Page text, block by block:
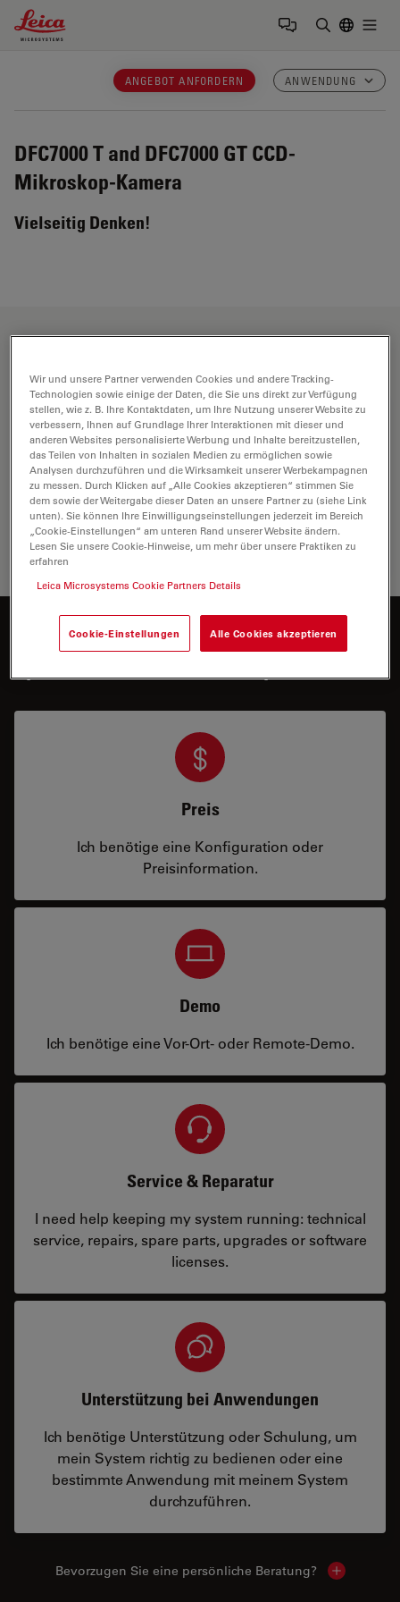
Leica Microsystems Logo
ANGEBOT ANFORDERN ANWENDUNG
DFC7000 T and DFC7000 GT CCD-
Mikroskop-Kamera
Vielseitig Denken!
Biowissenschaften
Die Life Science Division von Leica Microsystems erfüllt
die Bildgebungsanforderungen der Wissenschaft mit
höchster Innovationsfähigkeit und technischem Know-
how für die Visualisierung, Messung und…
Möchten Sie mehr dazu erfahren?
Preis
Ich benötige eine Konfiguration oder
Preisinformation.
Demo
Ich benötige eine Vor-Ort- oder Remote-Demo.
Service & Reparatur
I need help keeping my system running: technical
service, repairs, spare parts, upgrades or software
licenses.
Unterstützung bei Anwendungen
Ich benötige Unterstützung oder Schulung, um
mein System richtig zu bedienen oder eine
bestimmte Anwendung mit meinem System
durchzuführen.
Bevorzugen Sie eine persönliche Beratung? Show
Wir und unsere Partner verwenden Cookies und andere Tracking-
Technologien sowie einige der Daten, die Sie uns direkt zur Verfügung
stellen, wie z. B. Ihre Kontaktdaten, um Ihre Nutzung unserer Website zu
verbessern, Ihnen auf Grundlage Ihrer Interaktionen mit dieser und
anderen Websites personalisierte Werbung und Inhalte bereitzustellen,
das Teilen von Inhalten in sozialen Medien zu ermöglichen sowie
Analysen durchzuführen und die Wirksamkeit unserer Werbekampagnen
zu messen. Durch Klicken auf „Alle Cookies akzeptieren“ stimmen Sie
dem sowie der Weitergabe dieser Daten an unsere Partner zu (siehe Link
unten). Sie können Ihre Einwilligungseinstellungen jederzeit im Bereich
„Cookie-Einstellungen“ am unteren Rand unserer Website ändern.
Lesen Sie unsere Cookie-Hinweise, um mehr über unsere Praktiken zu
erfahren
Leica Microsystems Cookie Partners Details
Cookie-Einstellungen Alle Cookies akzeptieren